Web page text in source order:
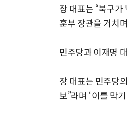
장 대표는 “북구가
훈부 장관을 거치
민주당과 이재명
장 대표는 민주당
보”라며 “이를 막